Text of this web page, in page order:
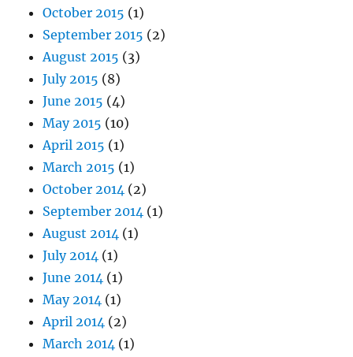
October 2015 (1)
September 2015 (2)
August 2015 (3)
July 2015 (8)
June 2015 (4)
May 2015 (10)
April 2015 (1)
March 2015 (1)
October 2014 (2)
September 2014 (1)
August 2014 (1)
July 2014 (1)
June 2014 (1)
May 2014 (1)
April 2014 (2)
March 2014 (1)